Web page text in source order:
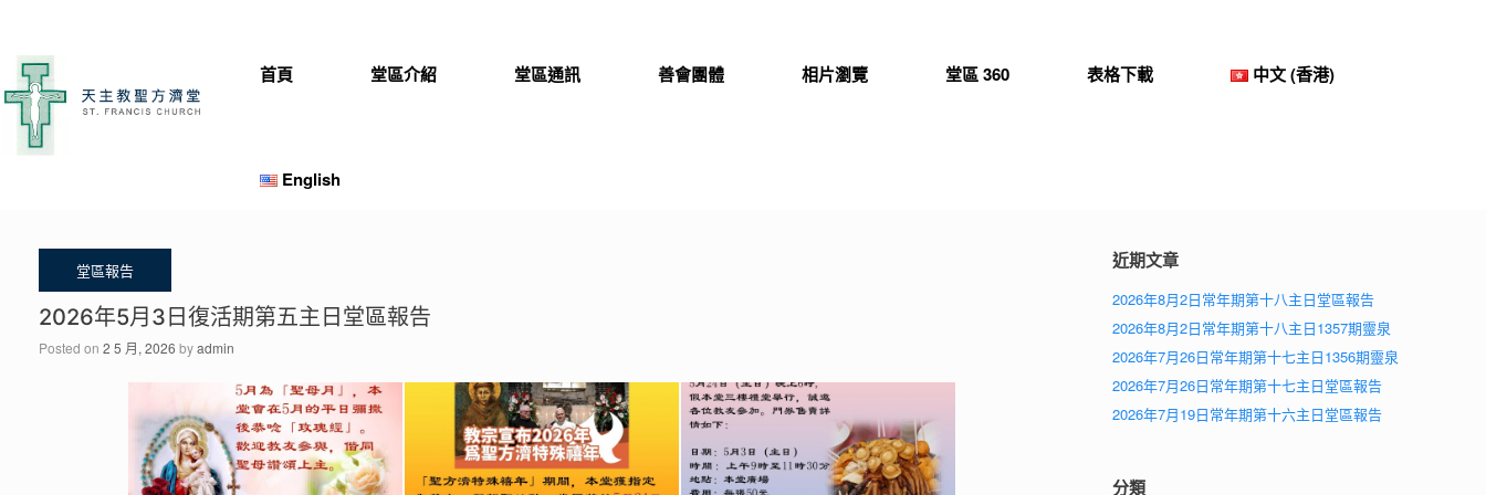
content
首頁 堂區介紹 堂區通訊 善會團體 相片瀏覽 堂區 360 表格下載 中文 (香港)
English
2026年5月3日復活期第五主日堂區報告
Posted on 2 5 月, 2026 byadmin
近期文章
2026年8月2日常年期第十八主日堂區報告
2026年8月2日常年期第十八主日1357期靈泉
2026年7月26日常年期第十七主日1356期靈泉
2026年7月26日常年期第十七主日堂區報告
2026年7月19日常年期第十六主日堂區報告
分類